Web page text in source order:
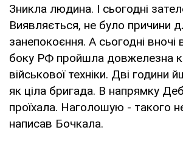
Зникла людина. І сьогодні
Виявляється, не було причини
занепокоєння. А сьогодні вночі
боку РФ пройшла довжелезна
військової техніки. Дві години
як ціла бригада. В напрямку
проїхала. Наголошую - такого
написав Бочкала.